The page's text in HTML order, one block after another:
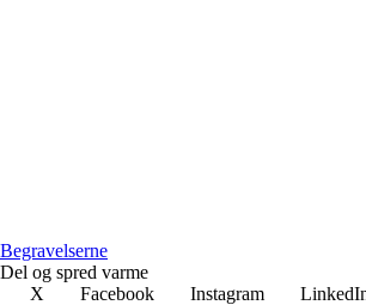
Begravelserne
Del og spred varme
X
Facebook Instagram